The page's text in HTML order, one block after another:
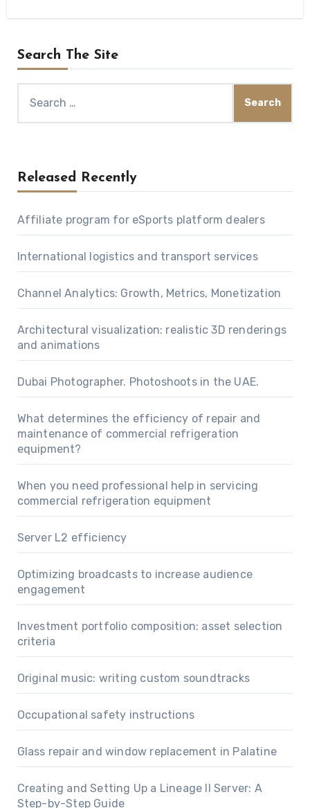
Search The Site
for:
Released Recently
Affiliate program for eSports platform dealers
International logistics and transport services
Channel Analytics: Growth, Metrics, Monetization
Architectural visualization: realistic 3D renderings
and animations
Dubai Photographer. Photoshoots in the UAE.
What determines the efficiency of repair and
maintenance of commercial refrigeration
equipment?
When you need professional help in servicing
commercial refrigeration equipment
Server L2 efficiency
Optimizing broadcasts to increase audience
engagement
Investment portfolio composition: asset selection
criteria
Original music: writing custom soundtracks
Occupational safety instructions
Glass repair and window replacement in Palatine
Creating and Setting Up a Lineage II Server: A
Step-by-Step Guide